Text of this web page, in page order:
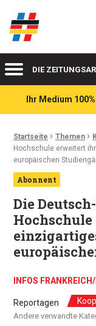
Deutsch-
MenüDIE
Ihr Medium
Ariadnefaden:
Startseite › Themen ›
Hochschule erweitert
europäischen
Abonnent
Die
INFOS
Reportagen
Andere verwandte